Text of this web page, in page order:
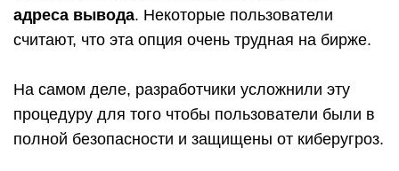
адреса вывода. Некоторые пользователи
считают, что эта опция очень трудная на бирже.
На самом деле, разработчики усложнили эту
процедуру для того чтобы пользователи были в
полной безопасности и защищены от киберугроз.